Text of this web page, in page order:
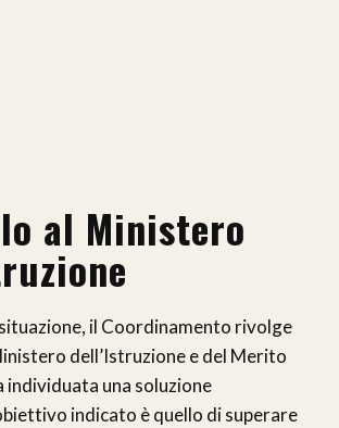
al Ministero
il Coordinamento rivolge
dell’Istruzione e del Merito
individuata una soluzione
indicato è quello di superare